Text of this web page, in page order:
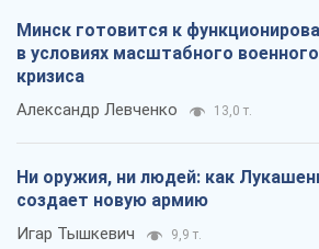
Минск готовится к
в условиях масштабного военного
кризиса
Александр Левченко 13,0 т.
Ни оружия, ни людей: как
создает новую армию
Игар Тышкевич 9,9 т.